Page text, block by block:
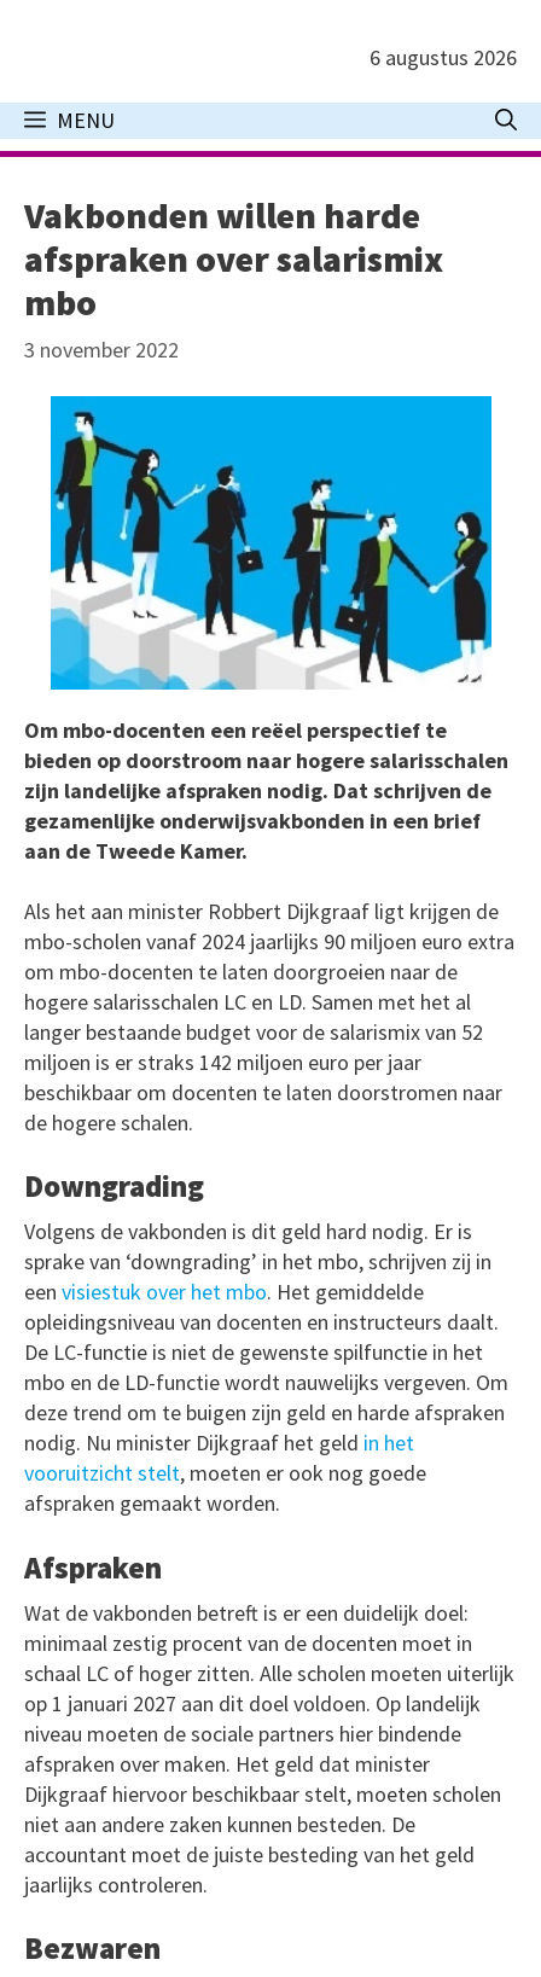
inhoud
6 augustus 2026
MENU
Vakbonden willen harde
afspraken over salarismix
mbo
3 november 2022
Om mbo-docenten een reëel perspectief te
bieden op doorstroom naar hogere salarisschalen
zijn landelijke afspraken nodig. Dat schrijven de
gezamenlijke onderwijsvakbonden in een brief
aan de Tweede Kamer.
Als het aan minister Robbert Dijkgraaf ligt krijgen de
mbo-scholen vanaf 2024 jaarlijks 90 miljoen euro extra
om mbo-docenten te laten doorgroeien naar de
hogere salarisschalen LC en LD. Samen met het al
langer bestaande budget voor de salarismix van 52
miljoen is er straks 142 miljoen euro per jaar
beschikbaar om docenten te laten doorstromen naar
de hogere schalen.
Downgrading
Volgens de vakbonden is dit geld hard nodig. Er is
sprake van ‘downgrading’ in het mbo, schrijven zij in
een visiestuk over het mbo. Het gemiddelde
opleidingsniveau van docenten en instructeurs daalt.
De LC-functie is niet de gewenste spilfunctie in het
mbo en de LD-functie wordt nauwelijks vergeven. Om
deze trend om te buigen zijn geld en harde afspraken
nodig. Nu minister Dijkgraaf het geld in het
vooruitzicht stelt, moeten er ook nog goede
afspraken gemaakt worden.
Afspraken
Wat de vakbonden betreft is er een duidelijk doel:
minimaal zestig procent van de docenten moet in
schaal LC of hoger zitten. Alle scholen moeten uiterlijk
op 1 januari 2027 aan dit doel voldoen. Op landelijk
niveau moeten de sociale partners hier bindende
afspraken over maken. Het geld dat minister
Dijkgraaf hiervoor beschikbaar stelt, moeten scholen
niet aan andere zaken kunnen besteden. De
accountant moet de juiste besteding van het geld
jaarlijks controleren.
Bezwaren